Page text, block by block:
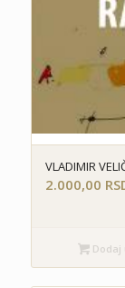
VLADIMIR
2.000,00
Dodaj